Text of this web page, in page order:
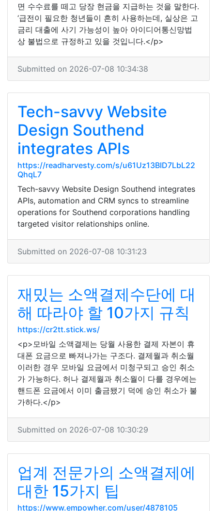
면 수수료를 떼고 당장 현금을 지급하는 것을 말한다.
‘급전이 필요한 청년들이 흔히 사용하는데, 실상은 고
금리 대출에 사기 가능성이 높아 아이디어통신망법
상 불법으로 규정하고 있을 것입니다.</p>
Submitted on 2026-07-08 10:34:38
Tech-savvy Website
Design Southend
integrates APIs
https://readharvesty.com/s/u61Uz13BID7LbL22
QhqL7
Tech-savvy Website Design Southend integrates
APIs, automation and CRM syncs to streamline
operations for Southend corporations handling
targeted visitor relationships online.
Submitted on 2026-07-08 10:31:23
재밌는 소액결제수단에 대
해 따라야 할 10가지 규칙
https://cr2tt.stick.ws/
<p>모바일 소액결제는 당월 사용한 결제 자본이 휴
대폰 요금으로 빠져나가는 구조다. 결제월과 취소월
이러한 경우 모바일 요금에서 미청구되고 승인 취소
가 가능하다. 허나 결제월과 취소월이 다를 경우에는
핸드폰 요금에서 이미 출금됐기 덕에 승인 취소가 불
가하다.</p>
Submitted on 2026-07-08 10:30:29
업계 전문가의 소액결제에
대한 15가지 팁
https://www.empowher.com/user/4878105